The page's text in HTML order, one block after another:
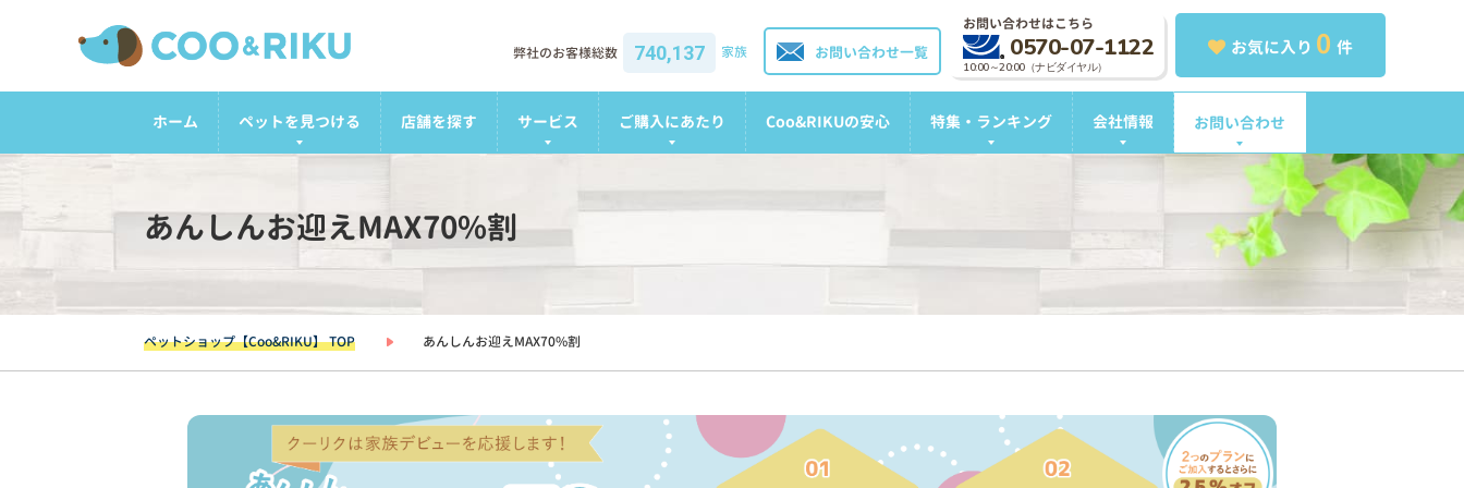
お気に入り 0 件
お問い合わせはこちら
0570-07-1122
10:00～20:00（ナビダイヤル）
お問い合わせ一覧
弊社のお客様総数 740,137 家族
ホーム ペットを見つける 店舗を探す サービス ご購入にあたり Coo&RIKUの安心 特集・ランキング 会社情報 お問い合わせ
あんしんお迎えMAX70%割
ペットショップ【Coo&RIKU】 TOP あんしんお迎えMAX70%割